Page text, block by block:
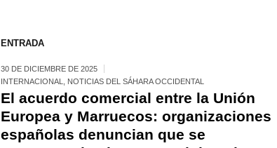
ENTRADA
30 DE DICIEMBRE DE 2025
INTERNACIONAL
NOTICIAS DEL SÁHARA OCCIDENTAL
El acuerdo comercial entre la Unión
Europea y Marruecos: organizaciones
españolas denuncian que se